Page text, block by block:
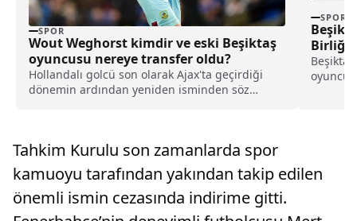
SPOR
Wout Weghorst kimdir ve eski Beşiktaş
oyuncusu nereye transfer oldu?
Hollandalı golcü son olarak Ajax'ta geçirdiği
dönemin ardından yeniden isminden söz
SPOR
Tahkim Kurulu son zamanlarda spor
kamuoyu tarafından yakından takip edilen
önemli ismin cezasında indirime gitti.